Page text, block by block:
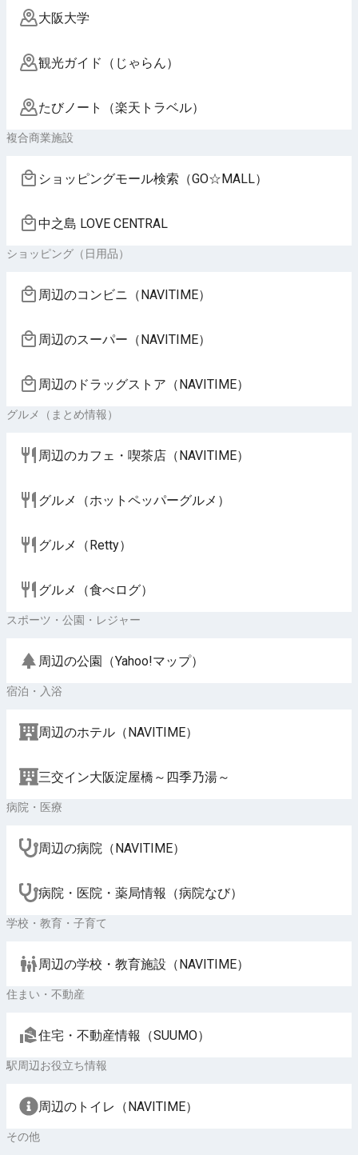
大阪大学
観光ガイド（じゃらん）
たびノート（楽天トラベル）
複合商業施設
ショッピングモール検索（GO☆MALL）
中之島 LOVE CENTRAL
ショッピング（日用品）
周辺のコンビニ（NAVITIME）
周辺のスーパー（NAVITIME）
周辺のドラッグストア（NAVITIME）
グルメ（まとめ情報）
周辺のカフェ・喫茶店（NAVITIME）
グルメ（ホットペッパーグルメ）
グルメ（Retty）
グルメ（食べログ）
スポーツ・公園・レジャー
周辺の公園（Yahoo!マップ）
宿泊・入浴
周辺のホテル（NAVITIME）
三交イン大阪淀屋橋～四季乃湯～
病院・医療
周辺の病院（NAVITIME）
病院・医院・薬局情報（病院なび）
学校・教育・子育て
周辺の学校・教育施設（NAVITIME）
住まい・不動産
住宅・不動産情報（SUUMO）
駅周辺お役立ち情報
周辺のトイレ（NAVITIME）
その他